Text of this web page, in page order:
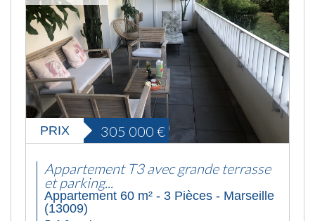
PRIX 305 000 €
Appartement T3 avec grande terrasse
et parking...
Appartement 60 m² - 3 Pièces - Marseille
(13009)